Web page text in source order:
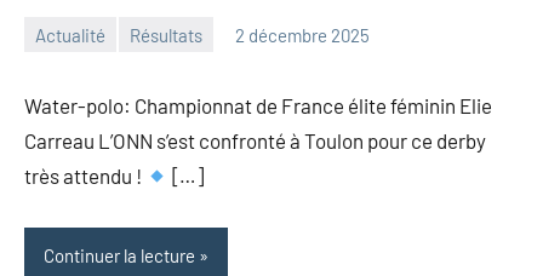
Actualité Résultats 2 décembre 2025
Water-polo: Championnat de France élite féminin Elie
Carreau L’ONN s’est confronté à Toulon pour ce derby
très attendu !
[…]
Continuer la lecture